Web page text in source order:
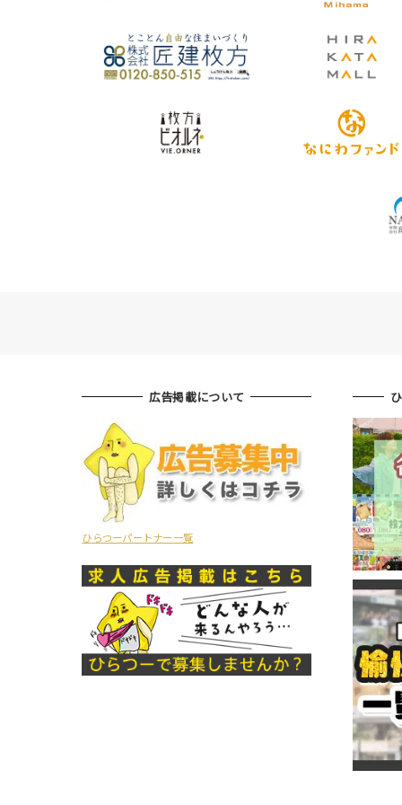
広告掲載について
ひらつーパートナー一覧